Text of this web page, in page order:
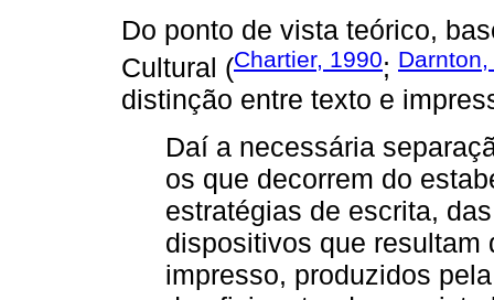
Do ponto de vista teórico,
Cultural (Chartier, 1990;
distinção entre texto e
Daí a necessária
os que decorrem do
estratégias de escrita,
dispositivos que resultam
impresso, produzidos